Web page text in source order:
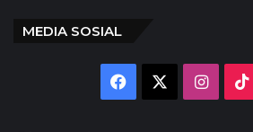
MEDIA SOSIAL
Facebook